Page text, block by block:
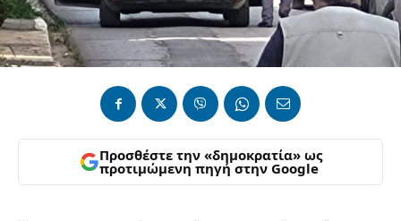
Προσθέστε την «δημοκρατία» ως
προτιμώμενη πηγή στην Google